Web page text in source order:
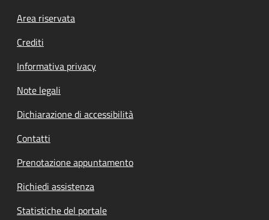
Footer menu
Area riservata
Crediti
Informativa privacy
Note legali
Dichiarazione di accessibilità
Contatti
Prenotazione appuntamento
Richiedi assistenza
Statistiche del portale